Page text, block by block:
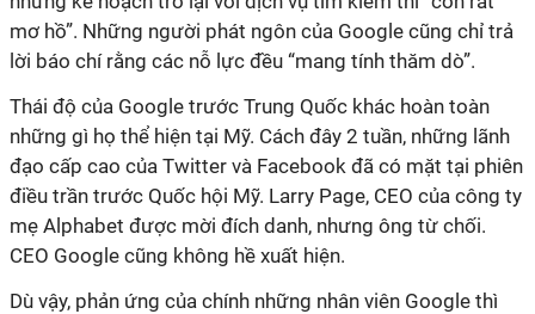
mơ hồ”. Những người phát ngôn của Google cũng chỉ trả
lời báo chí rằng các nỗ lực đều “mang tính thăm dò”.
Thái độ của Google trước Trung Quốc khác hoàn toàn
những gì họ thể hiện tại Mỹ. Cách đây 2 tuần, những lãnh
đạo cấp cao của Twitter và Facebook đã có mặt tại phiên
điều trần trước Quốc hội Mỹ. Larry Page, CEO của công ty
mẹ Alphabet được mời đích danh, nhưng ông từ chối.
CEO Google cũng không hề xuất hiện.
Dù vậy, phản ứng của chính những nhân viên Google thì